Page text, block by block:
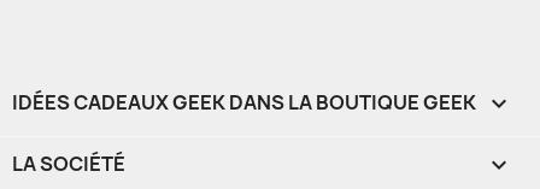
IDÉES CADEAUX GEEK DANS LA BOUTIQUE GEEK 
LA SOCIÉTÉ 